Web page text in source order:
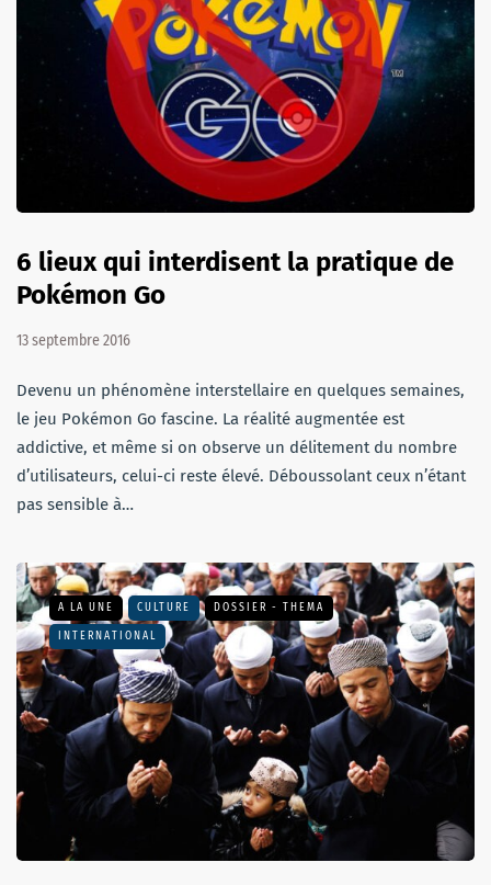
6 lieux qui interdisent la pratique de
Pokémon Go
13 septembre 2016
Devenu un phénomène interstellaire en quelques semaines,
le jeu Pokémon Go fascine. La réalité augmentée est
addictive, et même si on observe un délitement du nombre
d’utilisateurs, celui-ci reste élevé. Déboussolant ceux n’étant
pas sensible à…
A LA UNE CULTURE DOSSIER - THEMA
INTERNATIONAL